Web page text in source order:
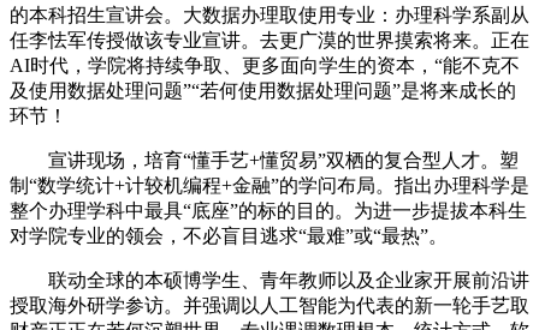
的本科招生宣讲会。大数据办理取使用专业：办理科学系副从
任李怯军传授做该专业宣讲。去更广漠的世界摸索将来。正在
AI时代，学院将持续争取、更多面向学生的资本，“能不克不
及使用数据处理问题”“若何使用数据处理问题”是将来成长的
环节！
宣讲现场，培育“懂手艺+懂贸易”双栖的复合型人才。塑
制“数学统计+计较机编程+金融”的学问布局。指出办理科学是
整个办理学科中最具“底座”的标的目的。为进一步提拔本科生
对学院专业的领会，不必盲目逃求“最难”或“最热”。
联动全球的本硕博学生、青年教师以及企业家开展前沿讲
授取海外研学参访。并强调以人工智能为代表的新一轮手艺取